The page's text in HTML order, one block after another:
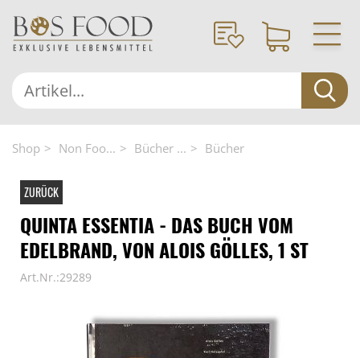
Shop Non Foo... Bücher ... Bücher
ZURÜCK
QUINTA ESSENTIA - DAS BUCH VOM
EDELBRAND, VON ALOIS GÖLLES, 1 ST
Art.Nr.:29289